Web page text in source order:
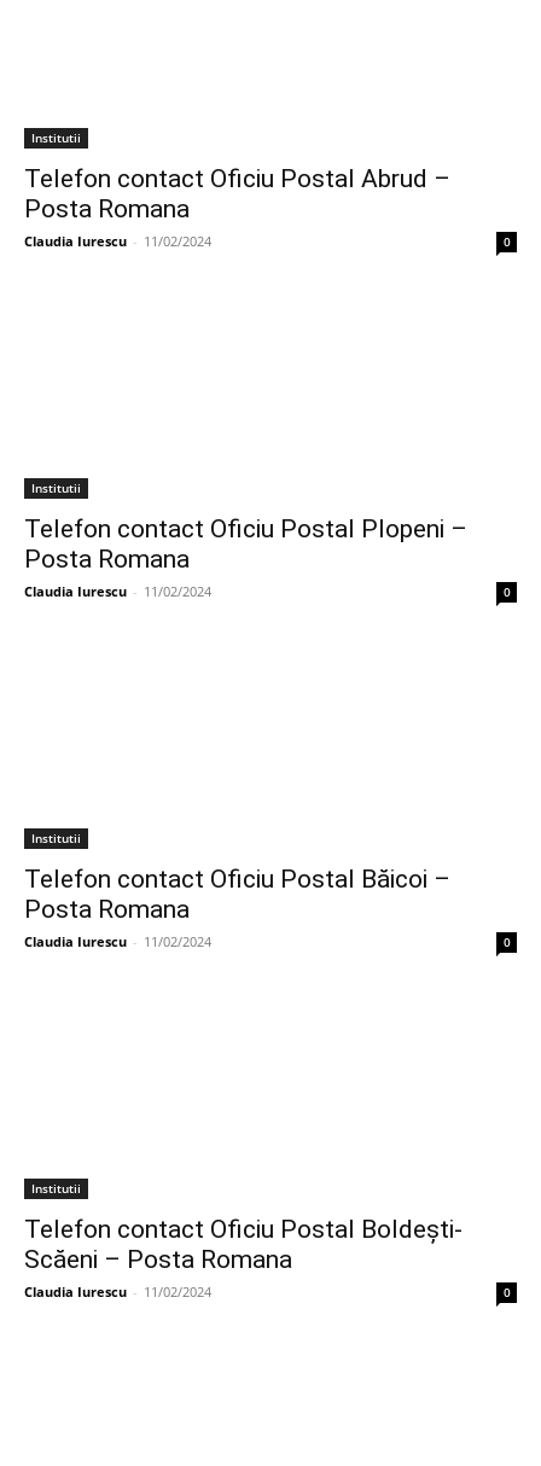
Institutii
Telefon contact Oficiu Postal Abrud –
Posta Romana
Claudia Iurescu - 11/02/2024 0
Institutii
Telefon contact Oficiu Postal Plopeni –
Posta Romana
Claudia Iurescu - 11/02/2024 0
Institutii
Telefon contact Oficiu Postal Băicoi –
Posta Romana
Claudia Iurescu - 11/02/2024 0
Institutii
Telefon contact Oficiu Postal Boldeşti-
Scăeni – Posta Romana
Claudia Iurescu - 11/02/2024 0